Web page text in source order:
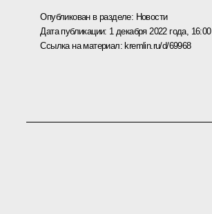
Опубликован в разделе: Новости
Дата публикации: 1 декабря 2022 года, 16:00
Ссылка на материал: kremlin.ru/d/69968